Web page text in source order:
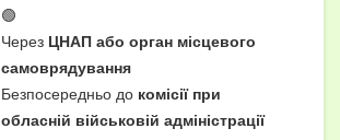
🟢
Через ЦНАП або орган місцевого
самоврядування
Безпосередньо до комісії при
обласній військовій адміністрації